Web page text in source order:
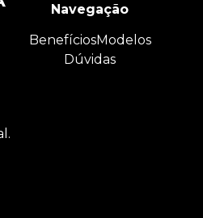
Navegação
BenefíciosModelos
Dúvidas